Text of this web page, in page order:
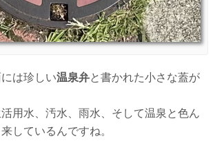
は珍しい温泉弁と書かれた小さな蓋が
用水、汚水、雨水、そして温泉と色ん
しているんですね。